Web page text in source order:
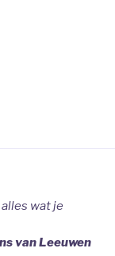
wat je
van Leeuwen